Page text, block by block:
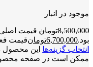
موجود در انبار
8,500,000تومان
بود.6,700,000تومانقیمت فعلی
انتخاب گزینه‌ها این محصول
ممکن است در صفحه